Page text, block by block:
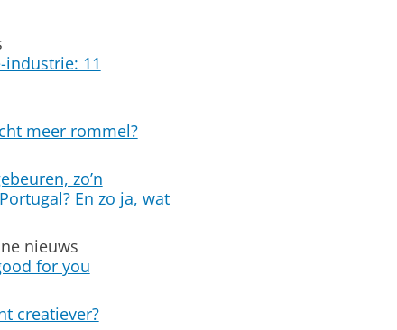
11
meer rommel?
zo’n
En zo ja, wat
nieuws
for you
creatiever?